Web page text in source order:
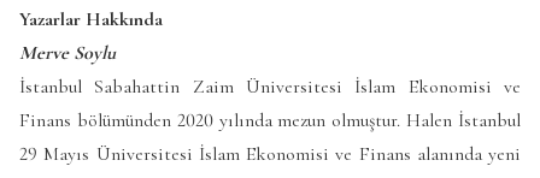
Yazarlar Hakkında
Merve Soylu
İstanbul Sabahattin Zaim Üniversitesi İslam Ekonomisi ve
Finans bölümünden 2020 yılında mezun olmuştur. Halen İstanbul
29 Mayıs Üniversitesi İslam Ekonomisi ve Finans alanında yeni